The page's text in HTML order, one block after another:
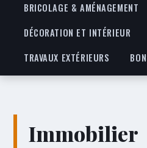
BRICOLAGE & AMÉNAGEMENT
DÉCORATION ET INTÉRIEUR
TRAVAUX EXTÉRIEURS
Immobilier